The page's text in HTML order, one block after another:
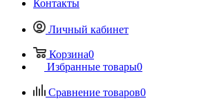
Контакты
Личный кабинет
Корзина0
Избранные товары0
Сравнение товаров0